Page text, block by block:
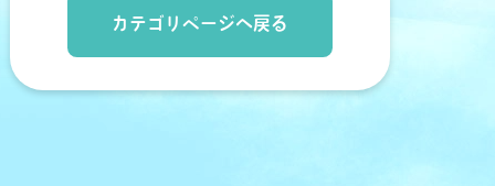
カテゴリページへ戻る